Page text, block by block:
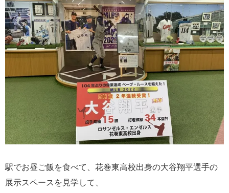
駅でお昼ご飯を食べて、花巻東高校出身の大谷翔平選手の
展示スペースを見学して、